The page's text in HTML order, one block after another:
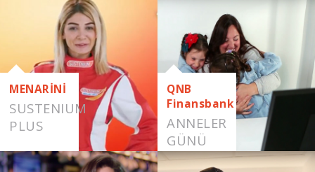
DOLGUN
SAÇLAR
MENARİNİ
SUSTENIUM
PLUS
QNB
Finansbank
ANNELER
GÜNÜ